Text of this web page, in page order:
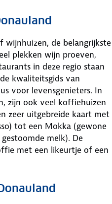
wijnhuizen, de belangrijkste
plekken wijn proeven,
in deze regio staan
kwaliteitsgids van
voor levensgenieters. In
zijn ook veel koffiehuizen
zeer uitgebreide kaart met
tot een Mokka (gewone
melk). De
met een likeurtje of een